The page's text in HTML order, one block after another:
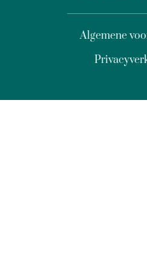
Algemene